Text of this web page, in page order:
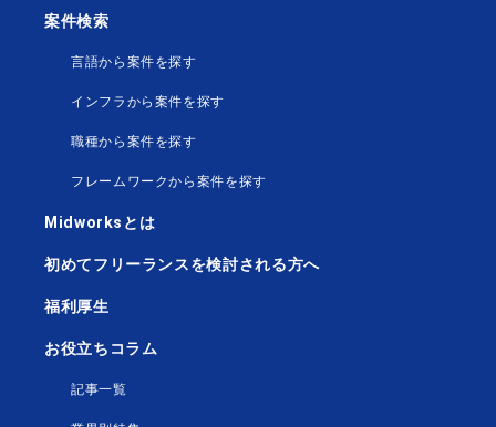
案件検索
言語から案件を探す
インフラから案件を探す
職種から案件を探す
フレームワークから案件を探す
Midworksとは
初めてフリーランスを検討される方へ
福利厚生
お役立ちコラム
記事一覧